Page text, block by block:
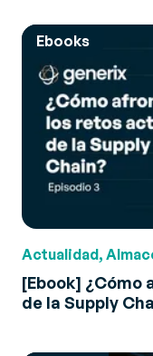
Ebooks
Actualidad,
[Ebook]
de la Supply